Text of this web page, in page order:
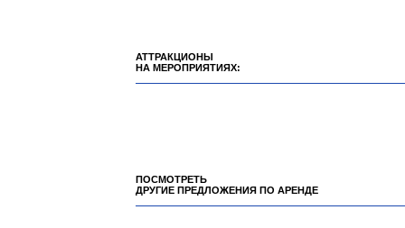
АТТРАКЦИОНЫ
НА МЕРОПРИЯТИЯХ:
ПОСМОТРЕТЬ
ДРУГИЕ ПРЕДЛОЖЕНИЯ ПО АРЕНДЕ